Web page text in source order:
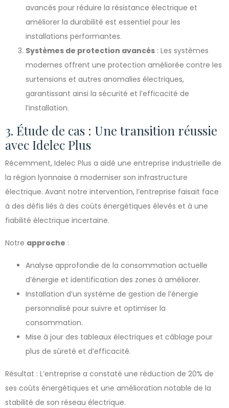
avancés pour réduire la résistance électrique et
améliorer la durabilité est essentiel pour les
installations performantes.
Systèmes de protection avancés : Les systèmes
modernes offrent une protection améliorée contre les
surtensions et autres anomalies électriques,
garantissant ainsi la sécurité et l’efficacité de
l’installation.
3. Étude de cas : Une transition réussie
avec Idelec Plus
Récemment, Idelec Plus a aidé une entreprise industrielle de
la région lyonnaise à moderniser son infrastructure
électrique. Avant notre intervention, l’entreprise faisait face
à des défis liés à des coûts énergétiques élevés et à une
fiabilité électrique incertaine.
Notre approche :
Analyse approfondie de la consommation actuelle
d’énergie et identification des zones à améliorer.
Installation d’un système de gestion de l’énergie
personnalisé pour suivre et optimiser la
consommation.
Mise à jour des tableaux électriques et câblage pour
plus de sûreté et d’efficacité.
Résultat : L’entreprise a constaté une réduction de 20% de
ses coûts énergétiques et une amélioration notable de la
stabilité de son réseau électrique.